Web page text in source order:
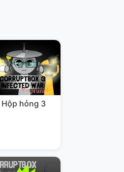
Hộp hỏng 3